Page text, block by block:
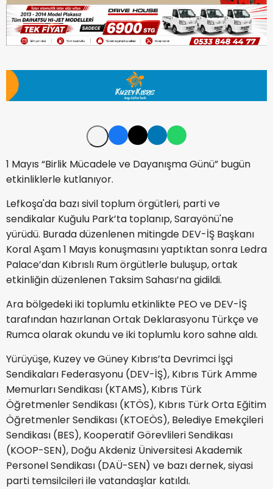
1 Mayıs “Birlik Mücadele ve Dayanışma Günü” bugün
etkinliklerle kutlanıyor.
Lefkoşa'da bazı sivil toplum örgütleri, parti ve
sendikalar Kuğulu Park’ta toplanıp, Sarayönü'ne
yürüdü. Burada düzenlenen mitingde DEV-İŞ Başkanı
Koral Aşam 1 Mayıs konuşmasını yaptıktan sonra Ledra
Palace’dan Kıbrıslı Rum örgütlerle buluşup, ortak
etkinliğin düzenlenen Taksim Sahası’na gidildi.
Ara bölgedeki iki toplumlu etkinlikte PEO ve DEV-İŞ
tarafından hazırlanan Ortak Deklarasyonu Türkçe ve
Rumca olarak okundu ve iki toplumlu koro sahne aldı.
Yürüyüşe, Kuzey ve Güney Kıbrıs’ta Devrimci İşçi
Sendikaları Federasyonu (DEV-İŞ), Kıbrıs Türk Amme
Memurları Sendikası (KTAMS), Kıbrıs Türk
Öğretmenler Sendikası (KTÖS), Kıbrıs Türk Orta Eğitim
Öğretmenler Sendikası (KTOEÖS), Belediye Emekçileri
Sendikası (BES), Kooperatif Görevlileri Sendikası
(KOOP-SEN), Doğu Akdeniz Üniversitesi Akademik
Personel Sendikası (DAÜ-SEN) ve bazı dernek, siyasi
parti temsilcileri ile vatandaşlar katıldı.